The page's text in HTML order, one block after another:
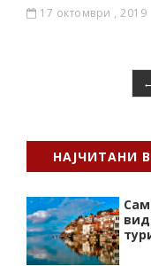
17 октомври , 2019
←
НАЈЧИТАНИ